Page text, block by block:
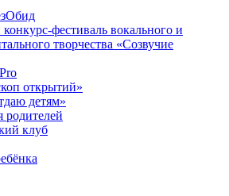
фестиваль вокального и
творчества «Созвучие
открытий»
детям»
клуб